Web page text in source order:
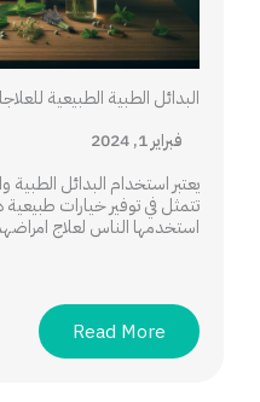
البدائل الطبية الطبيعية
فبراير 1, 2024
يعتبر استخدام البدائل
تتمثل في توفير خيارات
استخدمها الناس لعلاج
Read More